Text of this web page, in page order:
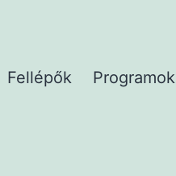
Fellépők Programok